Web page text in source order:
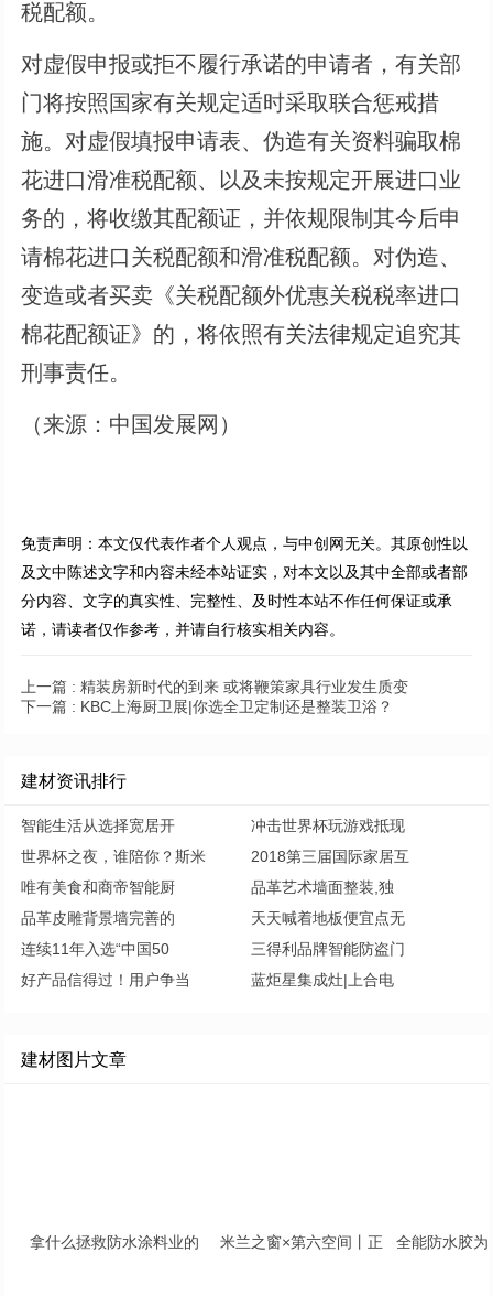
税配额。
对虚假申报或拒不履行承诺的申请者，有关部
门将按照国家有关规定适时采取联合惩戒措
施。对虚假填报申请表、伪造有关资料骗取棉
花进口滑准税配额、以及未按规定开展进口业
务的，将收缴其配额证，并依规限制其今后申
请棉花进口关税配额和滑准税配额。对伪造、
变造或者买卖《关税配额外优惠关税税率进口
棉花配额证》的，将依照有关法律规定追究其
刑事责任。
（来源：中国发展网）
免责声明：本文仅代表作者个人观点，与中创网无关。其原创性以
及文中陈述文字和内容未经本站证实，对本文以及其中全部或者部
分内容、文字的真实性、完整性、及时性本站不作任何保证或承
诺，请读者仅作参考，并请自行核实相关内容。
上一篇 : 精装房新时代的到来 或将鞭策家具行业发生质变
下一篇 : KBC上海厨卫展|你选全卫定制还是整装卫浴？
建材资讯排行
智能生活从选择宽居开
冲击世界杯玩游戏抵现
世界杯之夜，谁陪你？斯米
2018第三届国际家居互
唯有美食和商帝智能厨
品革艺术墙面整装,独
品革皮雕背景墙完善的
天天喊着地板便宜点无
连续11年入选“中国50
三得利品牌智能防盗门
好产品信得过！用户争当
蓝炬星集成灶|上合电
建材图片文章
拿什么拯救防水涂料业的 米兰之窗×第六空间丨正 全能防水胶